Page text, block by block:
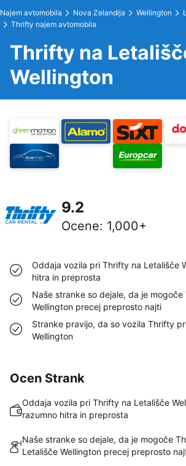
Najem avtomobila Nova Zelandija Wellington
Thrifty najem avtomobila
Thrifty na
Wellington
9.2
Ocene: 1,000+
Oddaja vozila pri Thrifty na Letališče
hitra in preprosta
Naše stranke so dejale, da je
Wellington precej preprosto najti
Stranke pravijo, da so vozila Thrifty
Wellington
Ocen Strank
Oddaja vozila pri Thrifty na Letališče
razumno hitra in preprosta
Naše stranke so dejale, da je mogoče
Letališče Wellington precej preprosto